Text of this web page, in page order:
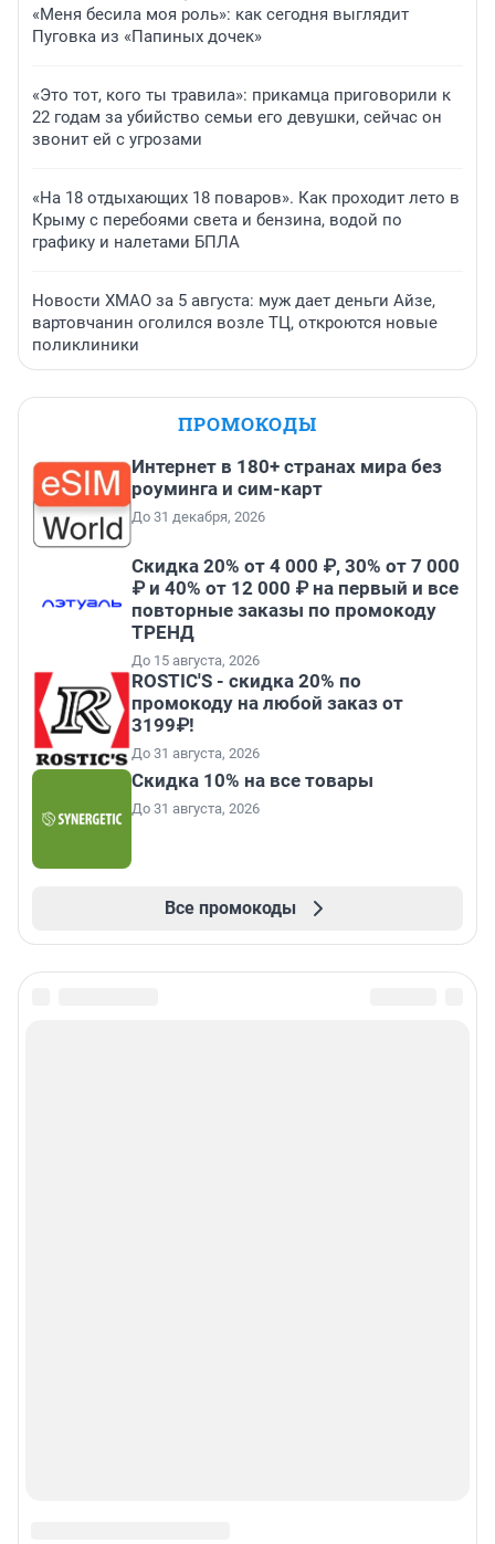
«Меня бесила моя роль»: как сегодня выглядит
Пуговка из «Папиных дочек»
«Это тот, кого ты травила»: прикамца приговорили к
22 годам за убийство семьи его девушки, сейчас он
звонит ей с угрозами
«На 18 отдыхающих 18 поваров». Как проходит лето в
Крыму с перебоями света и бензина, водой по
графику и налетами БПЛА
Новости ХМАО за 5 августа: муж дает деньги Айзе,
вартовчанин оголился возле ТЦ, откроются новые
поликлиники
ПРОМОКОДЫ
Интернет в 180+ странах мира без
роуминга и сим-карт
До 31 декабря, 2026
Скидка 20% от 4 000 ₽, 30% от 7 000
₽ и 40% от 12 000 ₽ на первый и все
повторные заказы по промокоду
ТРЕНД
До 15 августа, 2026
ROSTIC'S - скидка 20% по
промокоду на любой заказ от
3199₽!
До 31 августа, 2026
Скидка 10% на все товары
До 31 августа, 2026
Все промокоды